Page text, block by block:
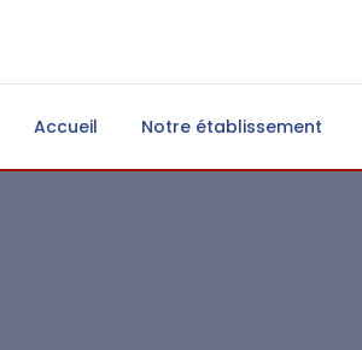
Accueil Notre établissement